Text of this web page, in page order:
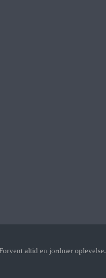
altid en jordnær oplevelse.